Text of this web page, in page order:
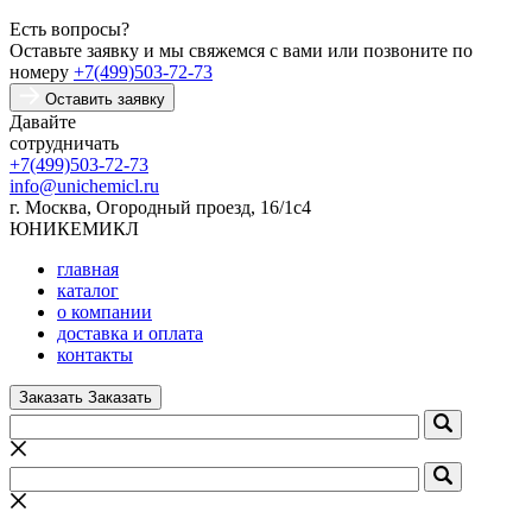
Есть вопросы?
Оставьте заявку и мы свяжемся с вами или позвоните по
номеру +7(499)503-72-73
Оставить заявку
Давайте
сотрудничать
+7(499)503-72-73
info@unichemicl.ru
г. Москва, Огородный проезд, 16/1с4
ЮНИКЕМИКЛ
главная
каталог
о компании
доставка и оплата
контакты
Заказать Заказать